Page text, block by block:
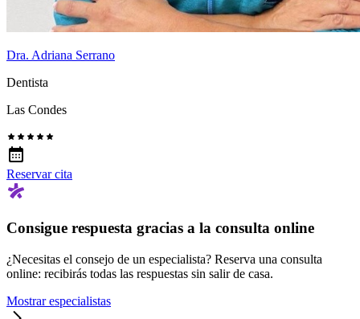
Dra. Adriana Serrano
Dentista
Las Condes
Reservar cita
Consigue respuesta gracias a la consulta online
¿Necesitas el consejo de un especialista? Reserva una consulta
online: recibirás todas las respuestas sin salir de casa.
Mostrar especialistas